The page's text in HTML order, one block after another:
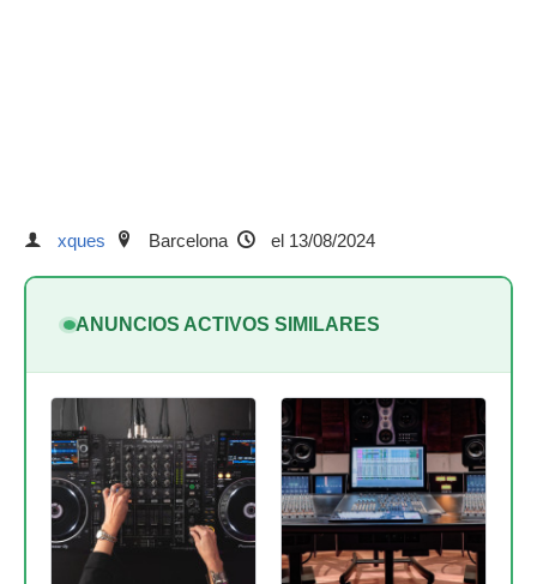
xques Barcelona el 13/08/2024
ANUNCIOS ACTIVOS SIMILARES